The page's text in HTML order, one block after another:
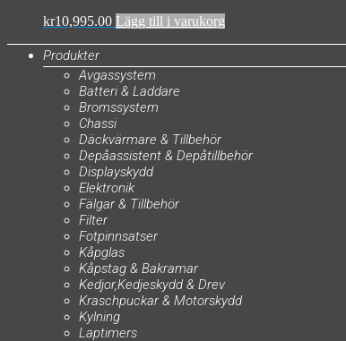
kr10,995.00 Lägg till i varukorg
Produkter
Avgassystem
Batteri & Laddare
Bromssystem
Chassi
Däckvärmare & Tillbehör
Depåassistent & Depåtillbehör
Displayskydd
Elektronik
Fälgar & Tillbehör
Filter
Fotpinnsatser
Kåpglas
Kåpstag & Bakramar
Kedjor,Kedjeskydd & Drev
Kraschpuckar & Motorskydd
Kylning
Laptimers